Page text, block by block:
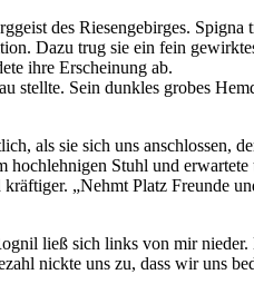
des Riesengebirges. Spigna
Dazu trug sie ein fein
ihre Erscheinung ab.
stellte. Sein dunkles grobes
als sie sich uns anschlossen,
Stuhl und erwartete
„Nehmt Platz Freunde
ließ sich links von mir
nickte uns zu, dass wir uns